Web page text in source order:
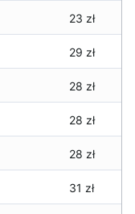
23 zł
29 zł
28 zł
28 zł
28 zł
31 zł